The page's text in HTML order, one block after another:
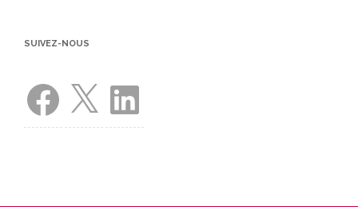
SUIVEZ-NOUS
Facebook LinkedIn